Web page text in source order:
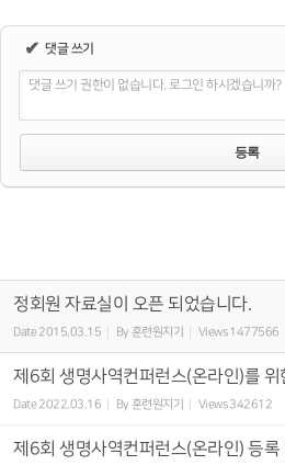
✔ 댓글 쓰기
댓글 쓰기 권한이 없습니다. 로그인 하시겠습니까?
정회원 자료실이 오픈 되었습니다.
Date 2015.03.15 By 훈련원지기 Views 1477566
제6회 생명사역컨퍼런스(온라인)를 위
Date 2022.03.16 By 훈련원지기 Views 342612
제6회 생명사역컨퍼런스(온라인) 등록